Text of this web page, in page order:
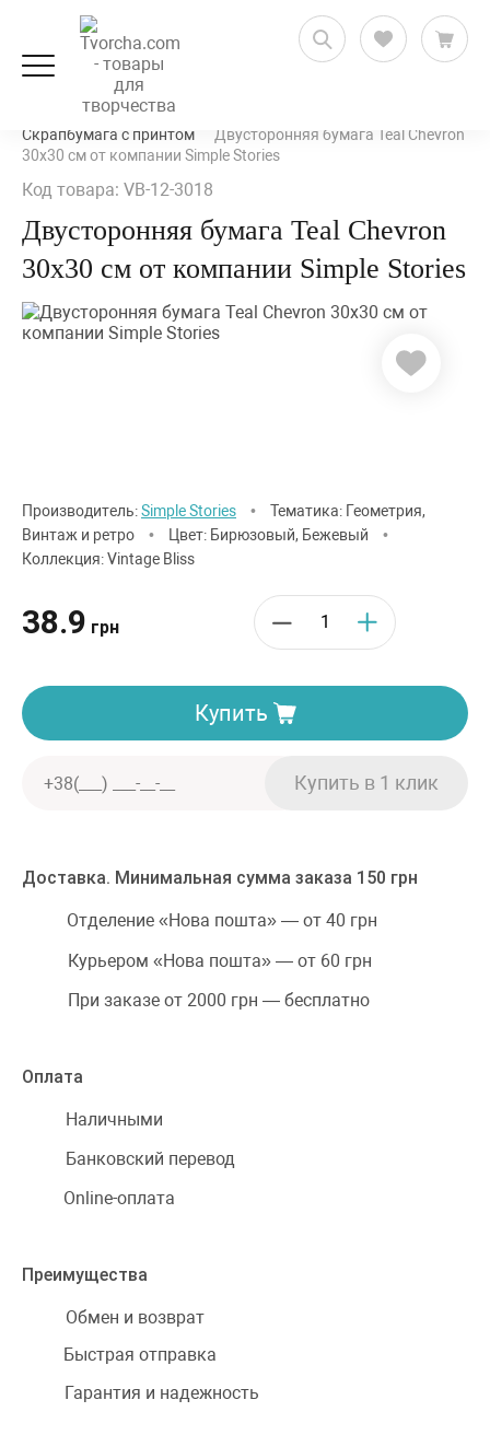
Скрапбукинг
Бумага для скрапбукинга
Скрапбумага с принтом
Двусторонняя бумага Teal Chevron
30х30 см от компании Simple Stories
Код товара: VB-12-3018
Двусторонняя бумага Teal Chevron
30х30 см от компании Simple Stories
Производитель:Simple Stories •
Тематика: Геометрия,
Винтаж и ретро
• Цвет: Бирюзовый, Бежевый
•
Коллекция: Vintage Bliss
38.9 грн
Купить
Доставка. Минимальная сумма заказа 150 грн
Отделение «Нова пошта» — от 40 грн
Курьером «Нова пошта» — от 60 грн
При заказе от 2000 грн — бесплатно
Оплата
Наличными
Банковский перевод
Online-оплата
Преимущества
Обмен и возврат
Быстрая отправка
Гарантия и надежность